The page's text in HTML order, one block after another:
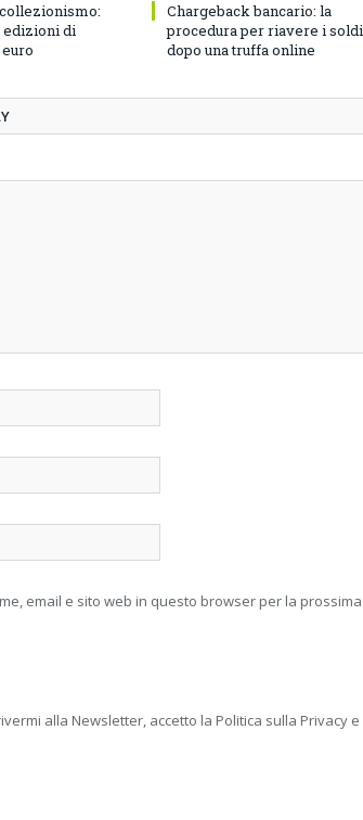
edizioni di
Chargeback bancario: la
procedura per riavere i soldi
dopo una truffa online
email e sito web in questo browser per la
alla Newsletter, accetto la Politica sulla Privacy